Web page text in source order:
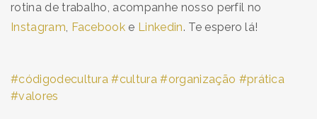
rotina de trabalho, acompanhe nosso perfil no
Instagram, Facebook e Linkedin. Te espero lá!
códigodecultura cultura organização
prática
valores